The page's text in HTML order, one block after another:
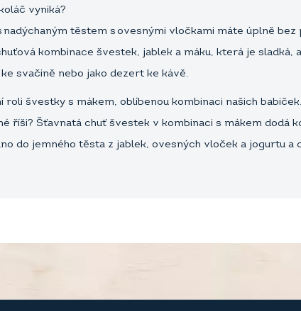
vyniká?
nadýchaným těstem s ovesnými vločkami máte úplně bez
kombinace švestek, jablek a máku, která je sladká,
svačině nebo jako dezert ke kávě.
roli švestky s mákem, oblíbenou kombinaci našich
říši? Šťavnatá chuť švestek v kombinaci s mákem dodá
do jemného těsta z jablek, ovesných vloček a jogurtu a